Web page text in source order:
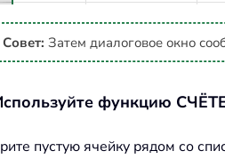
Совет: Затем диалоговое окно
функцию
пустую ячейку рядом со